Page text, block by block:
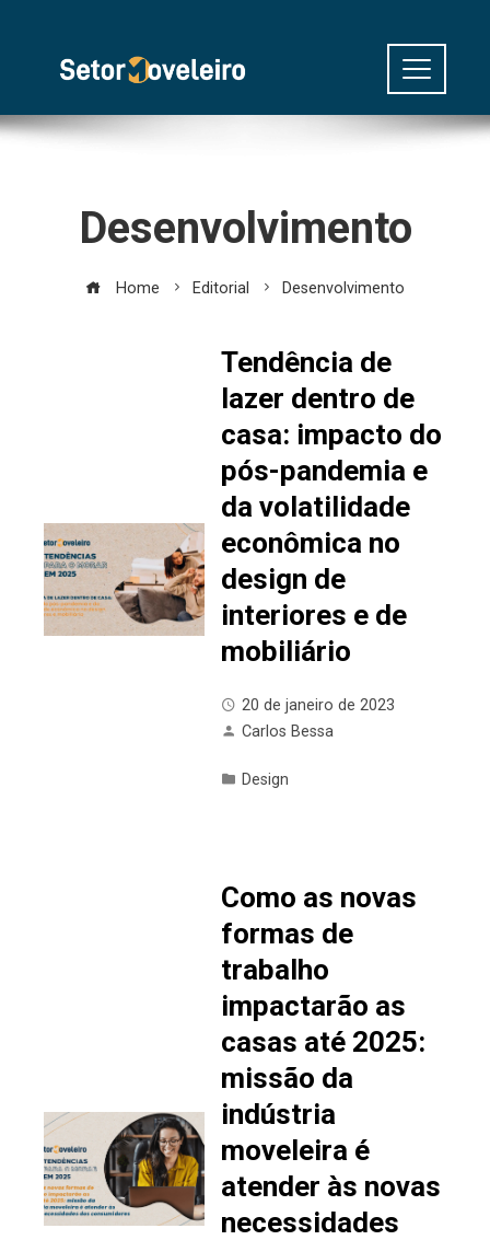
Desenvolvimento
Home Editorial Desenvolvimento
Tendência de
lazer dentro de
casa: impacto do
pós-pandemia e
da volatilidade
econômica no
design de
interiores e de
mobiliário
20 de janeiro de 2023
Carlos Bessa
Design
Como as novas
formas de
trabalho
impactarão as
casas até 2025:
missão da
indústria
moveleira é
atender às novas
necessidades